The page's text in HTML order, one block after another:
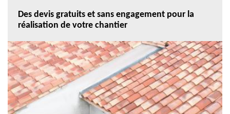
Des devis gratuits et sans engagement pour la
réalisation de votre chantier